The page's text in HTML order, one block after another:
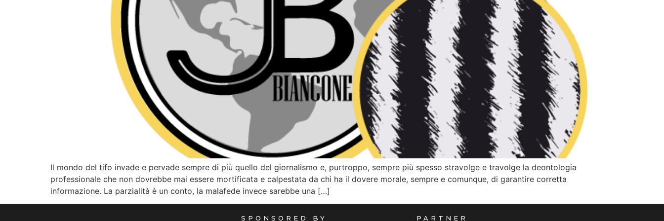
Il mondo del tifo invade e pervade sempre di più quello del giornalismo e, purtroppo, sempre più spesso stravolge e travolge la deontologia
professionale che non dovrebbe mai essere mortificata e calpestata da chi ha il dovere morale, sempre e comunque, di garantire corretta
informazione. La parzialità è un conto, la malafede invece sarebbe una […]
SPONSORED BY PARTNER